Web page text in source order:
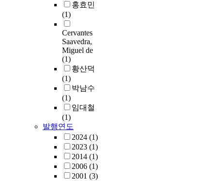
홍효민
(1)
Cervantes
Saavedra,
Miguel de
(1)
황산덕
(1)
박남수
(1)
임대철
(1)
발행연도
2024 (1)
2023 (1)
2014 (1)
2006 (1)
2001 (3)